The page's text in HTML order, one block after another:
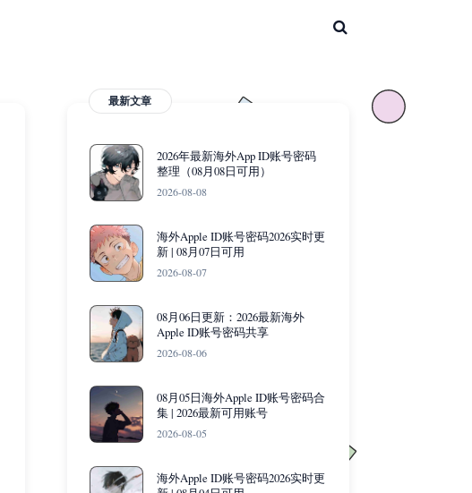
最新文章
2026年最新海外App ID账号密码
整理（08月08日可用）
2026-08-08
海外Apple ID账号密码2026实时更
新 | 08月07日可用
2026-08-07
08月06日更新：2026最新海外
Apple ID账号密码共享
2026-08-06
08月05日海外Apple ID账号密码合
集 | 2026最新可用账号
2026-08-05
海外Apple ID账号密码2026实时更